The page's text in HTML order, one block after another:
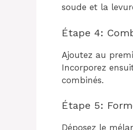
soude et la
Étape 4:
Ajoutez au
Incorporez
combinés.
Étape 5:
Déposez le